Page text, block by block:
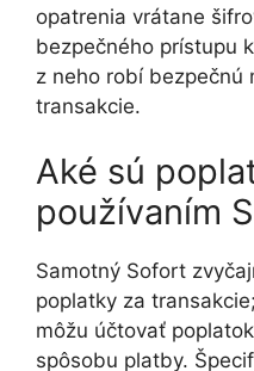
opatrenia vrátane
bezpečného prístupu
z neho robí bezpečnú
transakcie.
Aké sú
používaním
Samotný Sofort
poplatky za
môžu účtovať
spôsobu platby.